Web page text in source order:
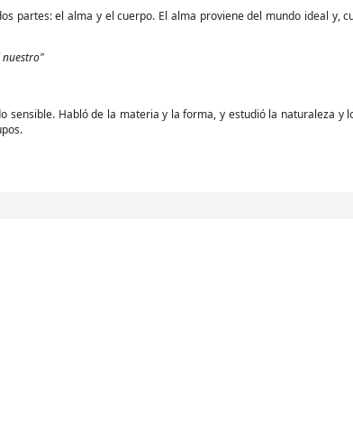
partes: el alma y el cuerpo. El alma proviene del mundo ideal y,
nuestro"
sensible. Habló de la materia y la forma, y estudió la naturaleza y